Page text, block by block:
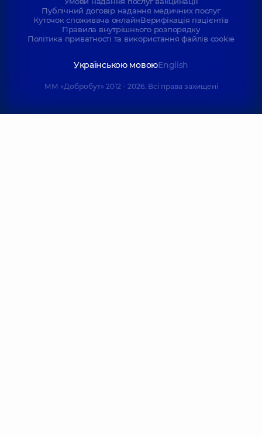
Публічний договір надання медичних послуг
Куточок споживача онлайнВерифікація пацієнтів
Правила внутрішнього розпорядку
Політика приватності та використання файлів cookie
Українською мовоюEnglish
ММ «Добробут» 2012 - 2026. Всі права захищені